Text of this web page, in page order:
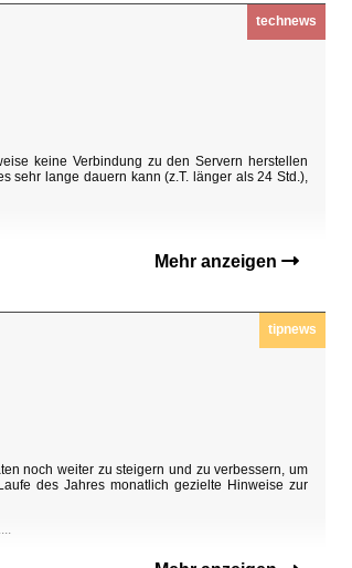
technews
keine Verbindung zu den Servern herstellen
sehr lange dauern kann (z.T. länger als 24 Std.),
Mehr anzeigen
tipnews
noch weiter zu steigern und zu verbessern, um
des Jahres monatlich gezielte Hinweise zur